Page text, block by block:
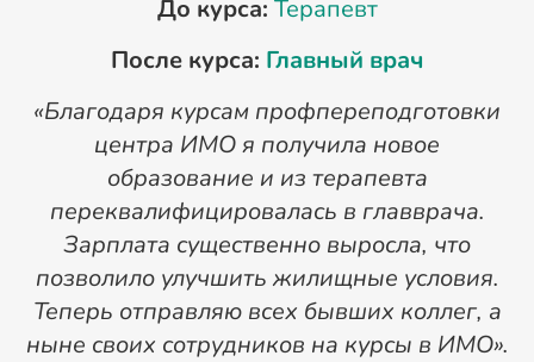
До курса: Терапевт
После курса: Главный врач
«Благодаря курсам профпереподготовки
центра ИМО я получила новое
образование и из терапевта
переквалифицировалась в главврача.
Зарплата существенно выросла, что
позволило улучшить жилищные условия.
Теперь отправляю всех бывших коллег, а
ныне своих сотрудников на курсы в ИМО».